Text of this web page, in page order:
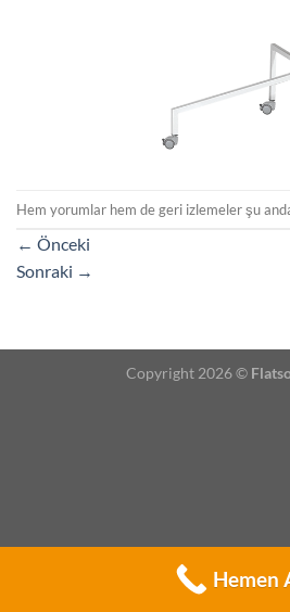
Hem yorumlar hem de geri izlemeler şu anda
← Önceki
Sonraki →
Copyright 2026 ©
Hemen